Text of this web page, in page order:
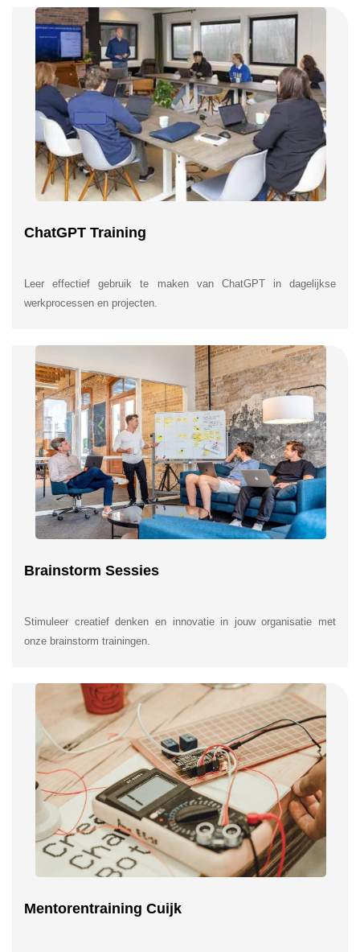
ChatGPT Training
Leer effectief gebruik te maken van ChatGPT in dagelijkse
werkprocessen en projecten.
Brainstorm Sessies
Stimuleer creatief denken en innovatie in jouw organisatie met
onze brainstorm trainingen.
Mentorentraining Cuijk